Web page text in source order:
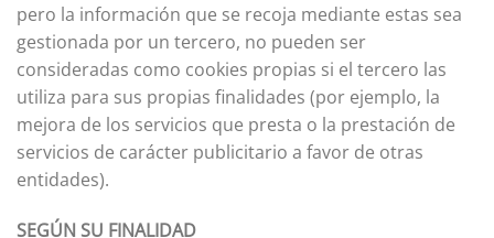
pero la información que se recoja mediante estas sea
gestionada por un tercero, no pueden ser
consideradas como cookies propias si el tercero las
utiliza para sus propias finalidades (por ejemplo, la
mejora de los servicios que presta o la prestación de
servicios de carácter publicitario a favor de otras
entidades).
SEGÚN SU FINALIDAD